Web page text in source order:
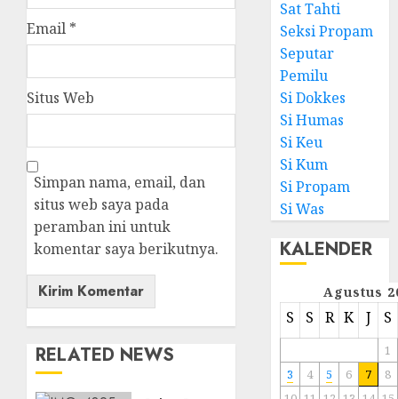
Email *
Situs Web
Simpan nama, email, dan
situs web saya pada
peramban ini untuk
komentar saya berikutnya.
RELATED NEWS
Sat Tahti
Seksi Propam
Seputar
Pemilu
Si Dokkes
Si Humas
Si Keu
Si Kum
Si Propam
Si Was
KALENDER
Agustus
S S R K J S
1
3
4 5 6 7
8